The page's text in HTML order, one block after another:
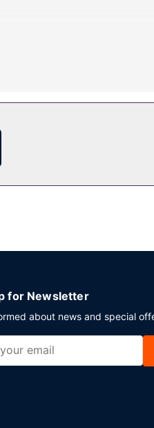
A szobákban lévő
A hotel
reggelit szolgálnak fel
for Newsletter
about news and special